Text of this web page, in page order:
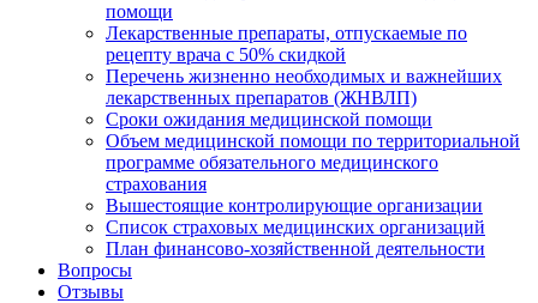
помощи
Лекарственные препараты, отпускаемые по
рецепту врача с 50% скидкой
Перечень жизненно необходимых и важнейших
лекарственных препаратов (ЖНВЛП)
Сроки ожидания медицинской помощи
Объем медицинской помощи по территориальной
программе обязательного медицинского
страхования
Вышестоящие контролирующие организации
Список страховых медицинских организаций
План финансово-хозяйственной деятельности
Вопросы
Отзывы